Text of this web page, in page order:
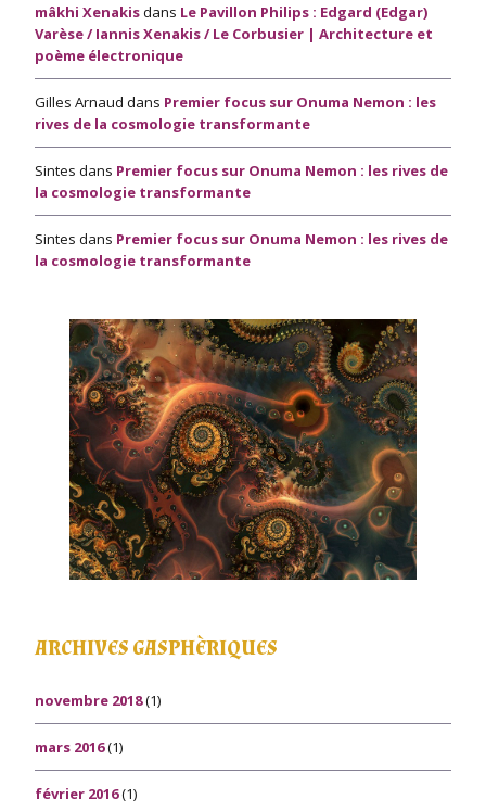
mâkhi Xenakisdans Le Pavillon Philips : Edgard (Edgar)
Varèse / Iannis Xenakis / Le Corbusier | Architecture et
poème électronique
Gilles Arnaud dans Premier focus sur Onuma Nemon : les
rives de la cosmologie transformante
Sintes dans Premier focus sur Onuma Nemon : les rives de
la cosmologie transformante
Sintes dans Premier focus sur Onuma Nemon : les rives de
la cosmologie transformante
ARCHIVES GASPHÈRIQUES
novembre 2018(1)
mars 2016(1)
février 2016(1)